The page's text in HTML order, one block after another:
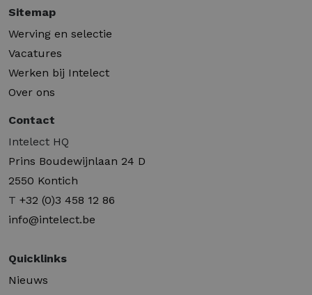
Sitemap
Werving en selectie
Vacatures
Werken bij Intelect
Over ons
Contact
Intelect HQ
Prins Boudewijnlaan 24 D
2550 Kontich
T +32 (0)3 458 12 86
info@intelect.be
Quicklinks
Nieuws